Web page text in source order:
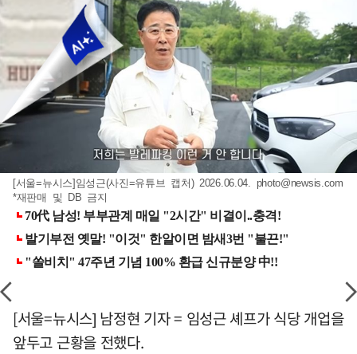
[서울=뉴시스]임성근(사진=유튜브 캡처) 2026.06.04. photo@newsis.com
*재판매 및 DB 금지
[서울=뉴시스] 남정현 기자 = 임성근 셰프가 식당 개업을
앞두고 근황을 전했다.